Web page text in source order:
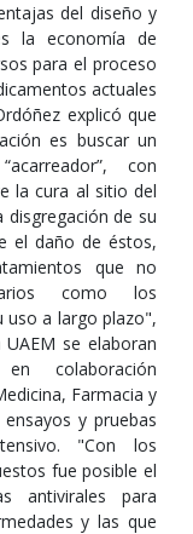
del diseño y
la economía de
para el proceso
actuales
explicó que
es buscar un
con
la cura al sitio del
de su
el daño de éstos,
que no
como los
uso a largo plazo",
se elaboran
colaboración
Farmacia y
y pruebas
"Con los
fue posible el
antivirales para
y las que